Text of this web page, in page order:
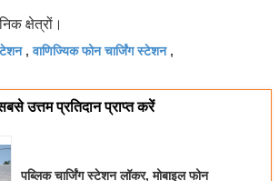
क्षेत्रों।
,वाणिज्यिक फोन चार्जिंग स्टेशन,
उत्तम प्रतिदान प्राप्त करें
पब्लिक चार्जिंग स्टेशन लॉकर, मोबाइल फोन